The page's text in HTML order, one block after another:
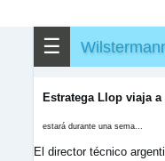
☰
Estratega Llop viaja
estará durante una sema...
El director técnico
Otros